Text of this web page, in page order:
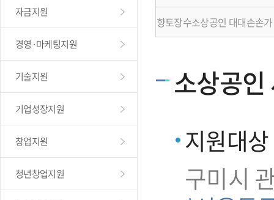
자금지원
경영·마케팅지원
기술지원
기업성장지원
창업지원
청년창업지원
향토장수소상공인 대대손손
소상공
지원대상
구미시